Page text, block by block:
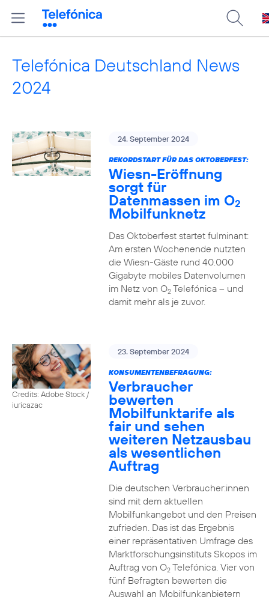
Telefónica Deutschland News
2024
24. September 2024
REKORDSTART FÜR DAS OKTOBERFEST:
Wiesn-Eröffnung
sorgt für
Datenmassen im O2
Mobilfunknetz
Das Oktoberfest startet fulminant:
Am ersten Wochenende nutzten
die Wiesn-Gäste rund 40.000
Gigabyte mobiles Datenvolumen
im Netz von O2Telefónica – und
damit mehr als je zuvor.
Credits: Adobe Stock /
iuricazac
23. September 2024
KONSUMENTENBEFRAGUNG:
Verbraucher
bewerten
Mobilfunktarife als
fair und sehen
weiteren Netzausbau
als wesentlichen
Auftrag
Die deutschen Verbraucher:innen
sind mit dem aktuellen
Mobilfunkangebot und den Preisen
zufrieden. Das ist das Ergebnis
einer repräsentativen Umfrage des
Marktforschungsinstituts Skopos im
Auftrag von O2Telefónica. Vier von
fünf Befragten bewerten die
Auswahl an Mobilfunkanbietern